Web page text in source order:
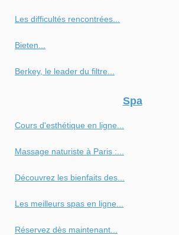
Les difficultés rencontrées...
Bieten...
Berkey, le leader du filtre...
Spa
Cours d'esthétique en ligne...
Massage naturiste à Paris :...
Découvrez les bienfaits des...
Les meilleurs spas en ligne...
Réservez dès maintenant...